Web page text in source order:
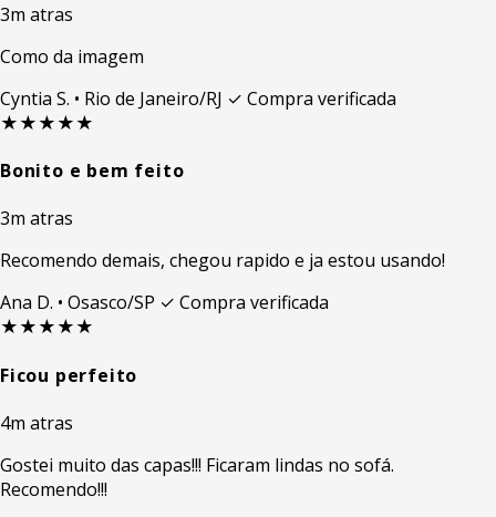
3m atras
Como da imagem
Cyntia S. • Rio de Janeiro/RJ ✓ Compra verificada
★★★★★
Bonito e bem feito
3m atras
Recomendo demais, chegou rapido e ja estou usando!
Ana D. • Osasco/SP ✓ Compra verificada
★★★★★
Ficou perfeito
4m atras
Gostei muito das capas!!! Ficaram lindas no sofá.
Recomendo!!!